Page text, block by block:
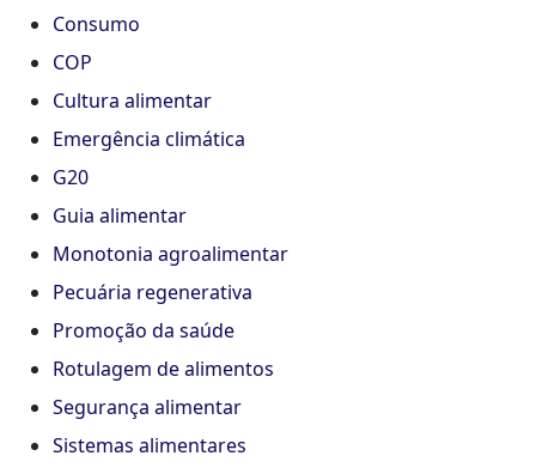
Consumo
COP
Cultura alimentar
Emergência climática
G20
Guia alimentar
Monotonia agroalimentar
Pecuária regenerativa
Promoção da saúde
Rotulagem de alimentos
Segurança alimentar
Sistemas alimentares